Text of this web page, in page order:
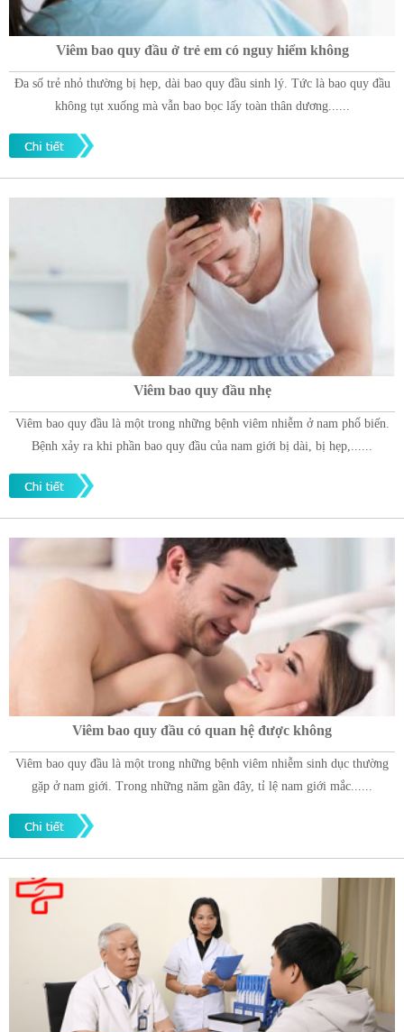
Viêm bao quy đầu ở trẻ em có nguy hiểm không
Đa số trẻ nhỏ thường bị hẹp, dài bao quy đầu sinh lý. Tức là bao quy đầu
không tụt xuống mà vẫn bao bọc lấy toàn thân dương......
Viêm bao quy đầu nhẹ
Viêm bao quy đầu là một trong những bệnh viêm nhiễm ở nam phổ biến.
Bệnh xảy ra khi phần bao quy đầu của nam giới bị dài, bị hẹp,......
Viêm bao quy đầu có quan hệ được không
Viêm bao quy đầu là một trong những bệnh viêm nhiễm sinh dục thường
gặp ở nam giới. Trong những năm gần đây, tỉ lệ nam giới mắc......